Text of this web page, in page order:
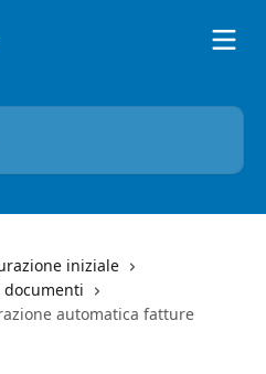
iniziale
automatica fatture